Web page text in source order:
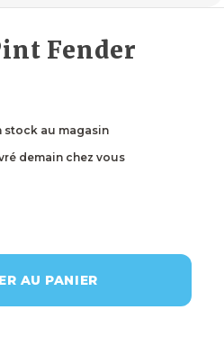
Fender
stock au magasin
demain chez vous
AU PANIER